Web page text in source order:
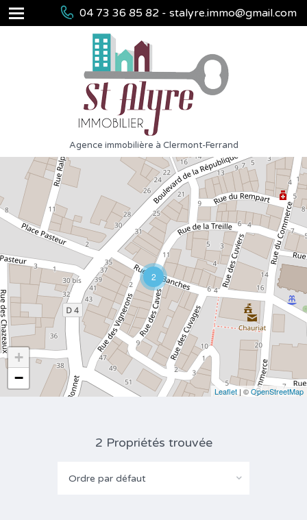
04 73 36 85 82 - stalyre.immo@gmail.com
Agence immobilière à Clermont-Ferrand
2
+
−
Leaflet | ©OpenStreetMap
2 Propriétés trouvée
Ordre par défaut